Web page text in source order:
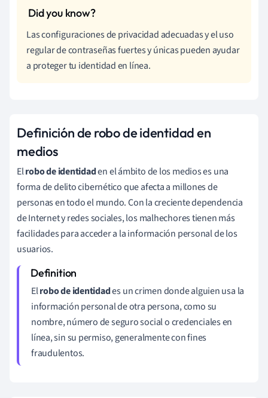
Las configuraciones de privacidad adecuadas y el uso
regular de contraseñas fuertes y únicas pueden ayudar
a proteger tu identidad en línea.
Definición de robo de identidad en
medios
Elrobo de identidaden el ámbito de los medios es una
forma de delito cibernético que afecta a millones de
personas en todo el mundo. Con la creciente dependencia
de Internet y redes sociales, los malhechores tienen más
facilidades para acceder a la información personal de los
usuarios.
Elrobo de identidades un crimen donde alguien usa la
información personal de otra persona, como su
nombre, número de seguro social o credenciales en
línea, sin su permiso, generalmente con fines
fraudulentos.